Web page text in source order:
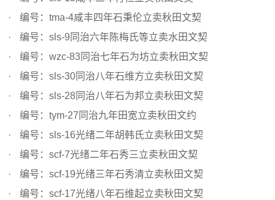
编号：tma-4咸丰四年石秉伦立卖秋田文契
编号：sls-9同治六年陈梅氏等立卖水田文契
编号：wzc-83同治七年石为坊立卖秋田文契
编号：sls-30同治八年石维方立卖秋田文契
编号：sls-28同治八年石为邦立卖秋田文契
编号：tym-27同治九年田宽立卖秋田文约
编号：sls-16光绪二年胡韩氏立卖秋田文契
编号：scf-7光绪二年石秀三立卖秋田文契
编号：scf-19光绪三年石秀清立卖秋田文契
编号：scf-17光绪八年石维起立卖秋田文契